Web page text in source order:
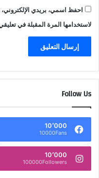
احفظ اسمي، بريدي الإلكتروني،
لاستخدامها المرة المقبلة في
Follow Us
10٬000
10000Fans
10٬000
100000Followers